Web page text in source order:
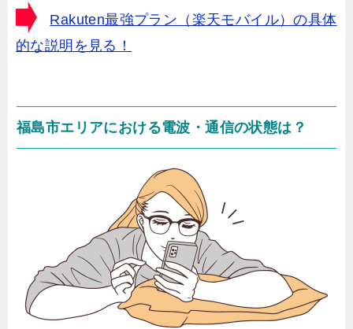
Rakuten最強プラン（楽天モバイル）の具体
的な説明を見る！
福島市エリアにおける電波・通信の状態は？